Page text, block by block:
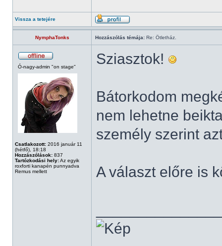
Vissza a tetejére
NymphaTonks Hozzászólás témája: Re: Ötletház.
Ó-nagy-admin "on stage"
Csatlakozott: 2016 január 11
(hétfő), 18:18
Hozzászólások: 837
Tartózkodási hely:Az egyik
roxforti kanapén punnyadva
Remus mellett
Sziasztok!
Bátorkodom
nem lehetne
személy szerint
A választ előre is